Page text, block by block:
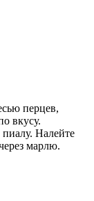
перцев,
вкусу.
Налейте
марлю.